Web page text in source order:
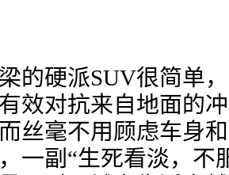
的硬派SUV很简单
效对抗来自地面的
丝毫不用顾虑车身
一副“生死看淡，不